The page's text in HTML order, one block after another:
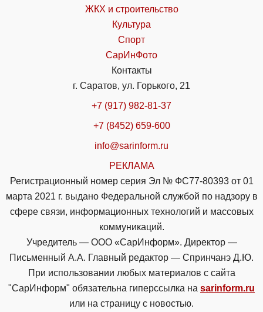
ЖКХ и строительство
Культура
Спорт
СарИнФото
Контакты
г. Саратов, ул. Горького, 21
+7 (917) 982-81-37
+7 (8452) 659-600
info@sarinform.ru
РЕКЛАМА
Регистрационный номер серия Эл № ФС77-80393 от 01
марта 2021 г. выдано Федеральной службой по надзору в
сфере связи, информационных технологий и массовых
коммуникаций.
Учредитель — ООО «СарИнформ». Директор —
Письменный А.А. Главный редактор — Спринчанэ Д.Ю.
При использовании любых материалов с сайта
"СарИнформ" обязательна гиперссылка на sarinform.ru
или на страницу с новостью.